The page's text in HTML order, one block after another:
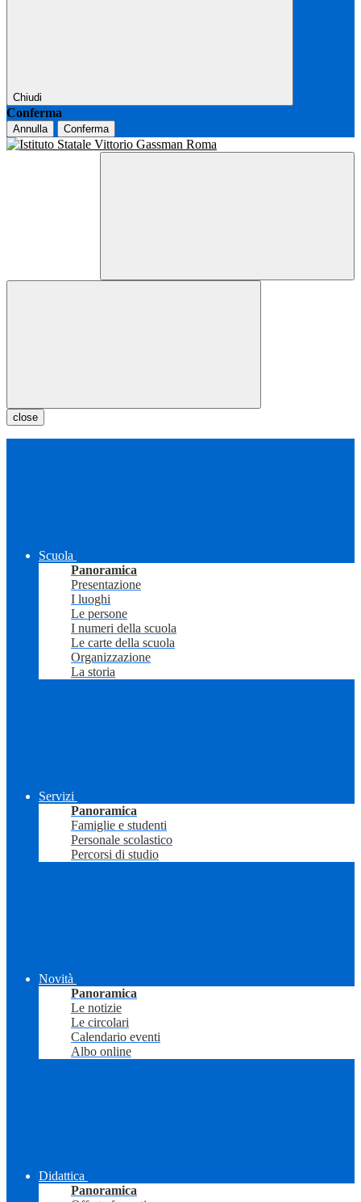
Chiudi
Conferma
Annulla Conferma
close
Scuola
Panoramica
Presentazione
I luoghi
Le persone
I numeri della scuola
Le carte della scuola
Organizzazione
La storia
Servizi
Panoramica
Famiglie e studenti
Personale scolastico
Percorsi di studio
Novità
Panoramica
Le notizie
Le circolari
Calendario eventi
Albo online
Didattica
Panoramica